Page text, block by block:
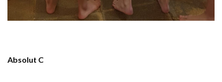
Absolut C